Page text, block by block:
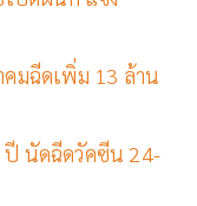
มฉีดเพิ่ม 13 ล้าน
ปี นัดฉีดวัคซีน 24-